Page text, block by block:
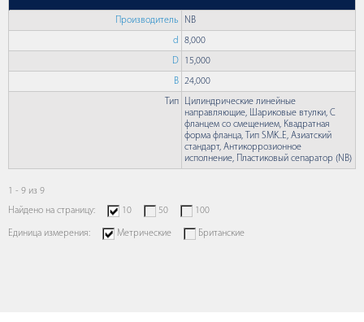
Производитель NB
d 8,000
D 15,000
B 24,000
Тип
Цилиндрические линейные
направляющие, Шариковые втулки, С
фланцем со смещением, Квадратная
форма фланца, Тип SMK..E, Азиатский
стандарт, Антикоррозионное
исполнение, Пластиковый сепаратор (NB)
1 - 9 из 9
Найдено на страницу:
10 50 100
Единица измерения: Метрические Британские